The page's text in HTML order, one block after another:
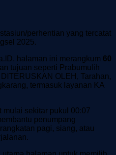
perhentian yang tercatat
2025.
halaman ini merangkum 60
tujuan seperti Prabumulih
OLEH, Tarahan,
termasuk layanan KA
mulai sekitar pukul 00:07
penumpang
pagi, siang, atau